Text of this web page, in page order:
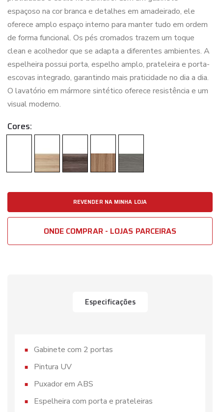
espaçoso na cor branca e detalhes em amadeirado, ele
oferece amplo espaço interno para manter tudo em ordem
de forma funcional. Os pés cromados trazem um toque
clean e acolhedor que se adapta a diferentes ambientes. A
espelheira possui porta, espelho amplo, prateleira e porta-
escovas integrado, garantindo mais praticidade no dia a dia.
O lavatório em mármore sintético oferece resistência e um
visual moderno.
Cores:
REVENDER NA MINHA LOJA
ONDE COMPRAR - LOJAS PARCEIRAS
Especificações
Gabinete com 2 portas
Pintura UV
Puxador em ABS
Espelheira com porta e prateleiras